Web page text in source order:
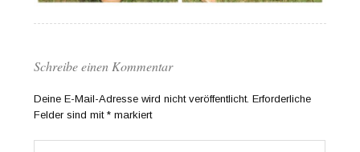
Schreibe einen Kommentar
Deine E-Mail-Adresse wird nicht veröffentlicht. Erforderliche
Felder sind mit* markiert